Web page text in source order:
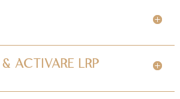
ACTIVARE LRP